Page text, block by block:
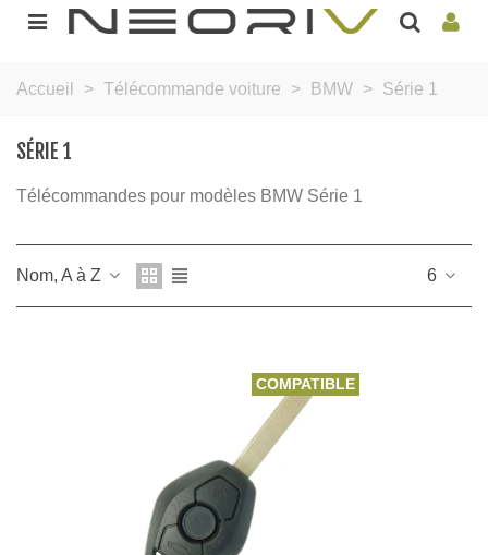
Accueil > Télécommande voiture > BMW > Série 1
SÉRIE 1
Télécommandes pour modèles BMW Série 1
Nom, A à Z 6
COMPATIBLE